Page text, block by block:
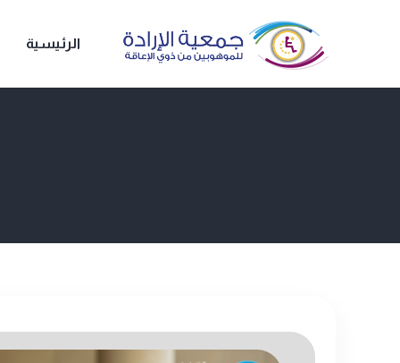
الرئيسية